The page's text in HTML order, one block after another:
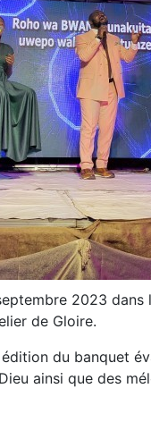
2023 dans
de Gloire.
édition du banquet
ainsi que des